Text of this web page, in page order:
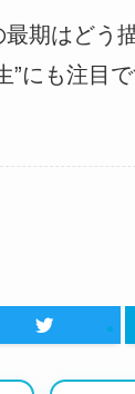
期はどう
”にも注目で